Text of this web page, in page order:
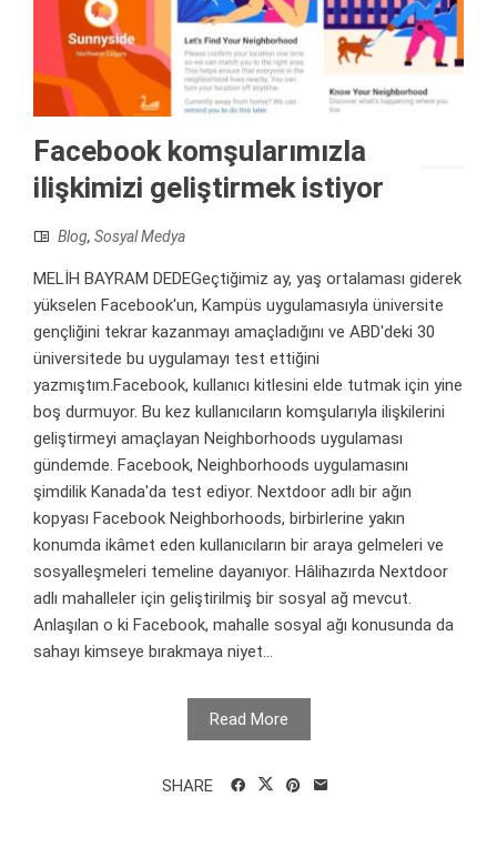
Facebook komşularımızla
ilişkimizi geliştirmek istiyor
Blog, Sosyal Medya
MELİH BAYRAM DEDEGeçtiğimiz ay, yaş ortalaması giderek
yükselen Facebook'un, Kampüs uygulamasıyla üniversite
gençliğini tekrar kazanmayı amaçladığını ve ABD'deki 30
üniversitede bu uygulamayı test ettiğini
yazmıştım.Facebook, kullanıcı kitlesini elde tutmak için yine
boş durmuyor. Bu kez kullanıcıların komşularıyla ilişkilerini
geliştirmeyi amaçlayan Neighborhoods uygulaması
gündemde. Facebook, Neighborhoods uygulamasını
şimdilik Kanada'da test ediyor. Nextdoor adlı bir ağın
kopyası Facebook Neighborhoods, birbirlerine yakın
konumda ikâmet eden kullanıcıların bir araya gelmeleri ve
sosyalleşmeleri temeline dayanıyor. Hâlihazırda Nextdoor
adlı mahalleler için geliştirilmiş bir sosyal ağ mevcut.
Anlaşılan o ki Facebook, mahalle sosyal ağı konusunda da
sahayı kimseye bırakmaya niyet...
Read More
SHARE